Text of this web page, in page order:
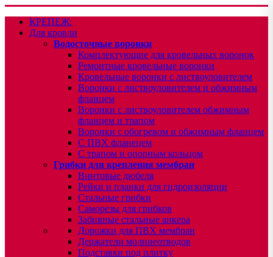
КРЕПЕЖ:
Для кровли
Водосточные воронки
Комплектующие для кровельных воронок
Ремонтные кровельные воронки
Кровельные воронки с листвоуловителем
Воронки с листвоуловителем и обжимным
фланцем
Воронки с листвоуловителем обжимным
фланцем и трапом
Воронки с обогревом и обжимным фланцем
С ПВХ фланецем
С трапом и опорным кольцом
Грибки для крепления мембран
Винтовые дюбеля
Рейки и планки для гидроизоляции
Стальные грибки
Саморезы для грибков
Забивные стальные анкера
Дорожки для ПВХ мембран
Держатели молниеотводов
Подставки под плитку